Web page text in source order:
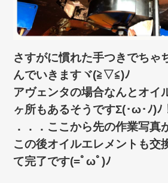
さすがに慣れた手つきでちゃ
んでいきますヾ(≧▽≦)ﾉ
アヴェンタの場合なんとオイ
ヶ所もあるそうですΣ(･ω･ﾉ)ﾉ
．．．ここから先の作業写真
この後オイルエレメントも交
て完了です(=ﾟωﾟ)ﾉ